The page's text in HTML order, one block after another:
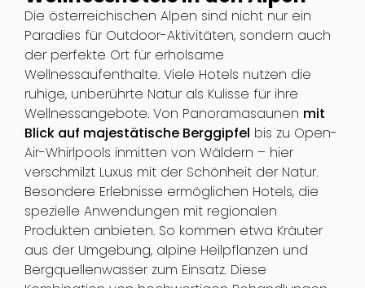
Die österreichischen Alpen sind nicht nur ein
Paradies für Outdoor-Aktivitäten, sondern auch
der perfekte Ort für erholsame
Wellnessaufenthalte. Viele Hotels nutzen die
ruhige, unberührte Natur als Kulisse für ihre
Wellnessangebote. Von Panoramasaunen mit
Blick auf majestätische Berggipfel bis zu Open-
Air-Whirlpools inmitten von Wäldern – hier
verschmilzt Luxus mit der Schönheit der Natur.
Besondere Erlebnisse ermöglichen Hotels, die
spezielle Anwendungen mit regionalen
Produkten anbieten. So kommen etwa Kräuter
aus der Umgebung, alpine Heilpflanzen und
Bergquellenwasser zum Einsatz. Diese